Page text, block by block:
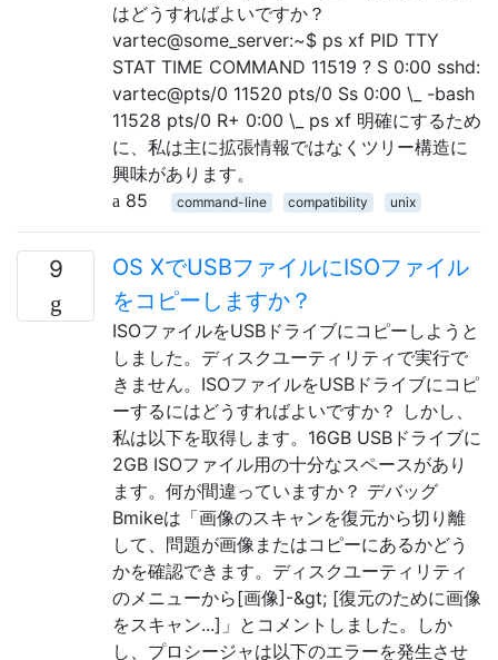
はどうすればよいですか？
vartec@some_server:~$ ps xf PID TTY
STAT TIME COMMAND 11519 ? S 0:00 sshd:
vartec@pts/0 11520 pts/0 Ss 0:00 \_ -bash
11528 pts/0 R+ 0:00 \_ ps xf 明確にするため
に、私は主に拡張情報ではなくツリー構造に
興味があります。
85
command-line compatibility unix
9
OS XでUSBファイルにISOファイル
をコピーしますか？
ISOファイルをUSBドライブにコピーしようと
しました。ディスクユーティリティで実行で
きません。ISOファイルをUSBドライブにコピ
ーするにはどうすればよいですか？ しかし、
私は以下を取得します。16GB USBドライブに
2GB ISOファイル用の十分なスペースがあり
ます。何が間違っていますか？ デバッグ
Bmikeは「画像のスキャンを復元から切り離
して、問題が画像またはコピーにあるかどう
かを確認できます。ディスクユーティリティ
のメニューから[画像]-&gt; [復元のために画像
をスキャン...]」とコメントしました。しか
し、プロシージャは以下のエラーを発生させ